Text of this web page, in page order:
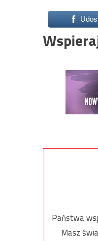
Państwa
Masz